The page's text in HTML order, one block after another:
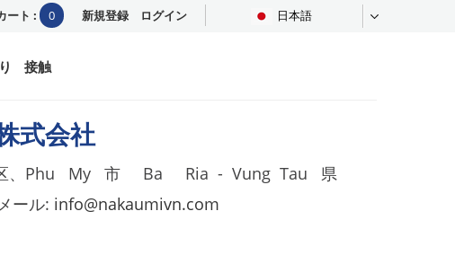
ート : 0 新規登録 ログイン 日本語
接触
式会社
区、Phu My 市 Ba Ria - Vung Tau 県
ール: info@nakaumivn.com